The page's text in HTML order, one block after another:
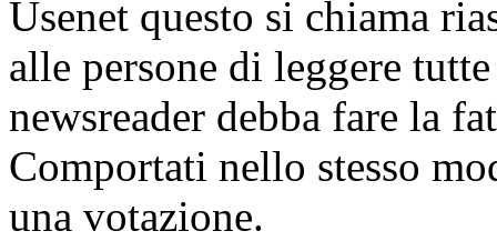
Usenet questo si chiama
alle persone di leggere
newsreader debba fare la
Comportati nello stesso
una votazione.